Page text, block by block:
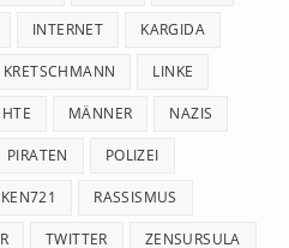
INTERNET KARGIDA
KRETSCHMANN LINKE
MÄNNER NAZIS
PIRATEN POLIZEI
RASSISMUS
TWITTER ZENSURSULA